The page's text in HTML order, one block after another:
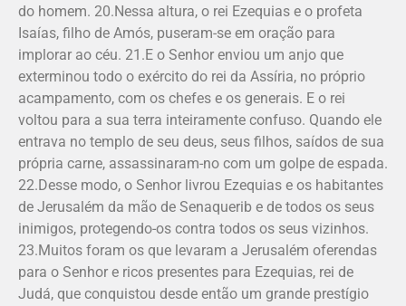
do homem. 20.Nessa altura, o rei Ezequias e o profeta
Isaías, filho de Amós, puseram-se em oração para
implorar ao céu. 21.E o Senhor enviou um anjo que
exterminou todo o exército do rei da Assíria, no próprio
acampamento, com os chefes e os generais. E o rei
voltou para a sua terra inteiramente confuso. Quando ele
entrava no templo de seu deus, seus filhos, saídos de sua
própria carne, assassinaram-no com um golpe de espada.
22.Desse modo, o Senhor livrou Ezequias e os habitantes
de Jerusalém da mão de Senaquerib e de todos os seus
inimigos, protegendo-os contra todos os seus vizinhos.
23.Muitos foram os que levaram a Jerusalém oferendas
para o Senhor e ricos presentes para Ezequias, rei de
Judá, que conquistou desde então um grande prestígio